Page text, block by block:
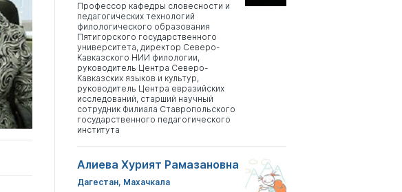
Профессор кафедры словесности и
педагогических технологий
филологического образования
Пятигорского государственного
университета, директор Северо-
Кавказского НИИ филологии,
руководитель Центра Северо-
Кавказских языков и культур,
руководитель Центра евразийских
исследований, старший научный
сотрудник Филиала Ставропольского
государственного педагогического
института
Алиева Хурият Рамазановна
Дагестан, Махачкала